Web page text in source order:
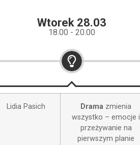
Wtorek 28.03
18.00 - 20.00
Lidia Pasich Drama zmienia
wszystko – emocje i
przeżywanie na
pierwszym planie